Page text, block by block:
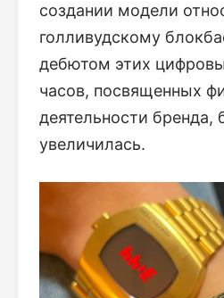
создании модели
голливудскому
дебютом этих
часов, посвященных
деятельности бренда,
увеличилась.